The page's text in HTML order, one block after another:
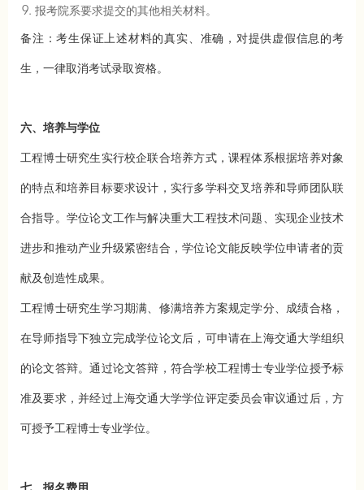
报考院系要求提交的其他相关材料。
备注：考生保证上述材料的真实、准确，对提供虚假信息的考
生，一律取消考试录取资格。
六、培养与学位
工程博士研究生实行校企联合培养方式，课程体系根据培养对象
的特点和培养目标要求设计，实行多学科交叉培养和导师团队联
合指导。学位论文工作与解决重大工程技术问题、实现企业技术
进步和推动产业升级紧密结合，学位论文能反映学位申请者的贡
献及创造性成果。
工程博士研究生学习期满、修满培养方案规定学分、成绩合格，
在导师指导下独立完成学位论文后，可申请在上海交通大学组织
的论文答辩。通过论文答辩，符合学校工程博士专业学位授予标
准及要求，并经过上海交通大学学位评定委员会审议通过后，方
可授予工程博士专业学位。